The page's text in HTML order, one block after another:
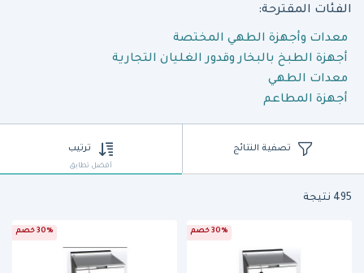
الفئات المقترحة:
معدات وأجهزة الطهي المختصة
أجهزة الطبخ بالبخار وقدور الغليان التجارية
معدات الطهي
أجهزة المطاعم
تصفية النتائج ترتيب
أفضل تطابق
495 نتيجة
30% خصم 30% خصم